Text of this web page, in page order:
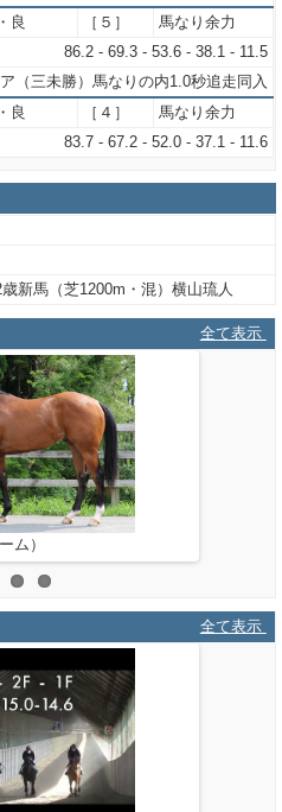
良 ［５］
馬なり余力
86.2 - 69.3 - 53.6 - 38.1 - 11.5
（三未勝）馬なりの内1.0秒追走同入
良 ［４］
馬なり余力
83.7 - 67.2 - 52.0 - 37.1 - 11.6
新馬（芝1200m・混）横山琉人
全て表示
ム）
全て表示